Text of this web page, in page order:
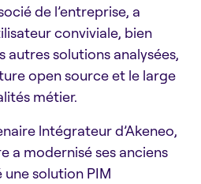
de l’entreprise, a
conviviale, bien
autres solutions analysées,
open source et le large
métier.
lntégrateur d’Akeneo,
a modernisé ses anciens
solution PIM